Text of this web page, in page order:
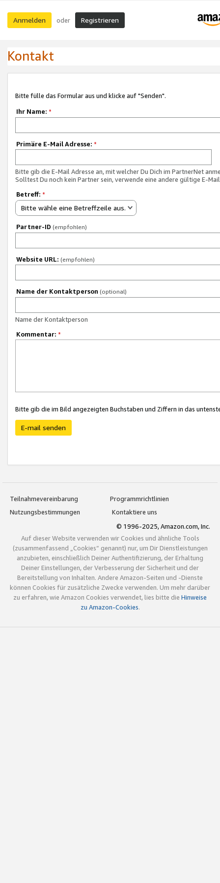
Anmelden oder Registrieren
Kontakt
Bitte fülle das Formular aus und klicke auf "Senden".
Ihr Name: *
Primäre E-Mail Adresse: *
Bitte gib die E-Mail Adresse an, mit welcher Du Dich im PartnerNet
Solltest Du noch kein Partner sein, verwende eine andere gültige E-
Betreff: *
Bitte wähle eine Betreffzeile aus.
Partner-ID (empfohlen)
Website URL: (empfohlen)
Name der Kontaktperson (optional)
Name der Kontaktperson
Kommentar: *
Bitte gib die im Bild angezeigten Buchstaben und Ziffern in das
E-mail senden
Teilnahmevereinbarung
Programmrichtlinien
Nutzungsbestimmungen
Kontaktiere uns
© 1996-2025, Amazon.com, Inc.
Auf dieser Website verwenden wir Cookies und ähnliche Tools
(zusammenfassend „Cookies“ genannt) nur, um Dir Dienstleistungen
anzubieten, einschließlich Deiner Authentifizierung, der Erhaltung
Deiner Einstellungen, der Verbesserung der Sicherheit und der
Bereitstellung von Inhalten. Andere Amazon-Seiten und -Dienste
können Cookies für zusätzliche Zwecke verwenden. Um mehr darüber
zu erfahren, wie Amazon Cookies verwendet, lies bitte die Hinweise
zu Amazon-Cookies.